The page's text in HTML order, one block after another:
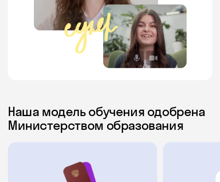
Наша модель обучения одобрена
Министерством образования